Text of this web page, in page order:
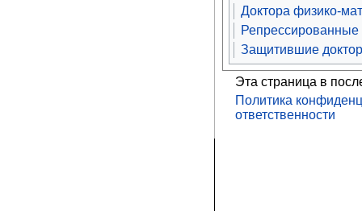
Доктора физико-
Защитившие
Эта страница в
Политика
ответственности